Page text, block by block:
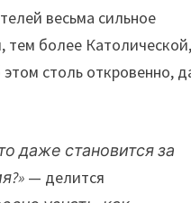
весьма сильное
тем более Католической,
столь откровенно,
даже становится за
— делится